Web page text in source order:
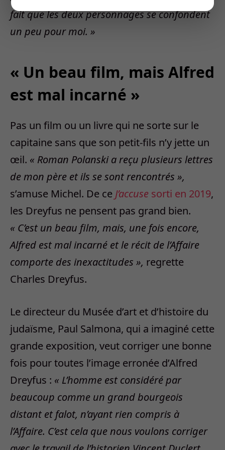
fait que les deux personnages se confondent
un peu pour moi. »
« Un beau film, mais Alfred
est mal incarné »
Pas un film ou un livre qui ne sorte sur le
capitaine sans que son petit-fils n’y jette un
œil. « Roman Polanski a reçu plusieurs lettres
de mon père et ils se sont rencontrés »,
s’amuse Michel. De ce J’accuse sorti en 2019,
les Dreyfus ne pensent pas grand bien.
« C’est un beau film, mais, une fois encore,
Alfred est mal incarné et le récit de l’Affaire
comporte des inexactitudes », regrette
Charles Dreyfus.
Le directeur du Musée d’art et d’histoire du
judaïsme, Paul Salmona, qui a imaginé cette
grande exposition, veut corriger une bonne
fois pour toutes l’image erronée d’Alfred
Dreyfus : « L’homme est considéré par
beaucoup comme un grand bourgeois
distant et falot, n’ayant rien compris à
l’Affaire. C’est cela que nous voulons corriger